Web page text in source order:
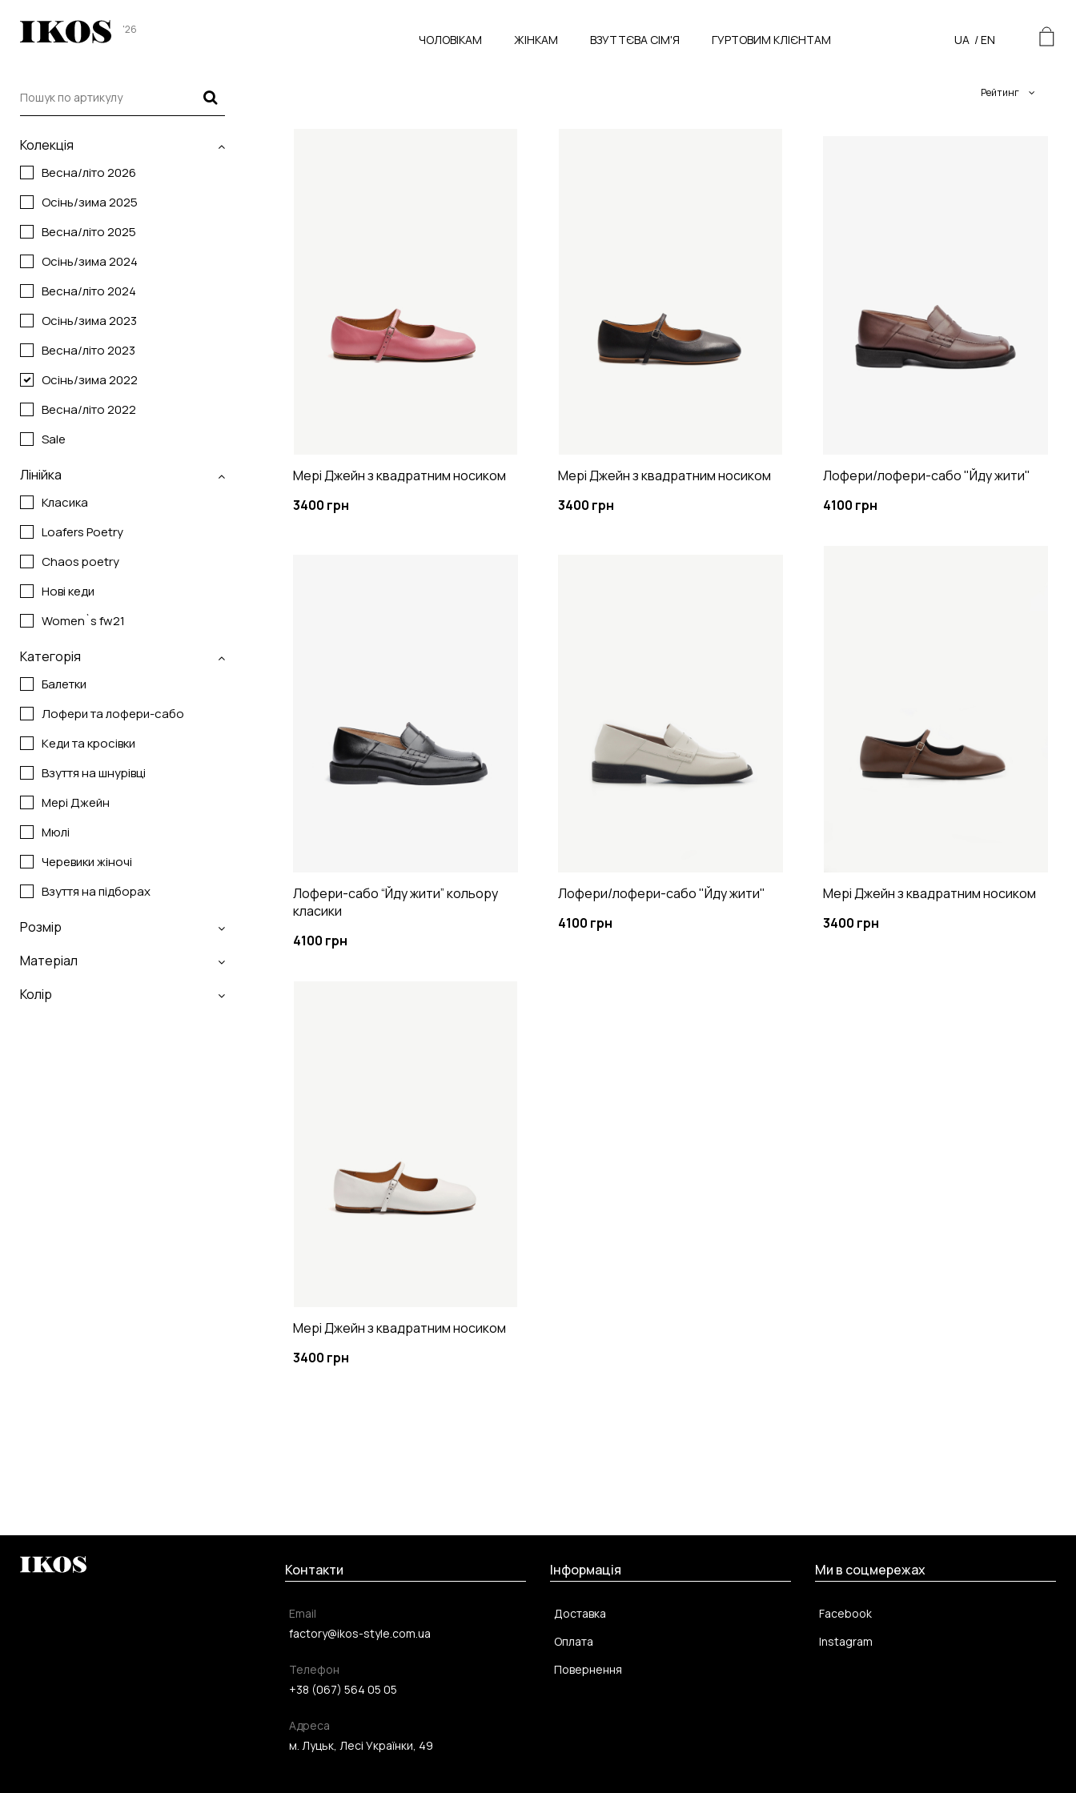
'26
ЧОЛОВІКАМ ЖІНКАМ ВЗУТТЄВА СІМ'Я ГУРТОВИМ КЛІЄНТАМ UA /EN
Колекція
Весна/літо 2026
Осінь/зима 2025
Весна/літо 2025
Осінь/зима 2024
Весна/літо 2024
Осінь/зима 2023
Весна/літо 2023
Осінь/зима 2022
Весна/літо 2022
Sale
Лінійка
Класика
Loafers Poetry
Chaos poetry
Нові кеди
Women`s fw21
Категорія
Балетки
Лофери та лофери-сабо
Кеди та кросівки
Взуття на шнурівці
Мері Джейн
Мюлі
Черевики жіночі
Взуття на підборах
Розмір
Матеріал
Колір
Рейтинг
Мері Джейн з квадратним носиком
3400 грн
Мері Джейн з квадратним носиком
3400 грн
Лофери/лофери-сабо "Йду жити"
4100 грн
Лофери-сабо “Йду жити” кольору
класики
4100 грн
Лофери/лофери-сабо "Йду жити"
4100 грн
Мері Джейн з квадратним носиком
3400 грн
Мері Джейн з квадратним носиком
3400 грн
Ми в соцмережах
Facebook
Instagram
Контакти
Email
factory@ikos-style.com.ua
Телефон
+38 (067) 564 05 05
Адреса
м. Луцьк, Лесі Українки, 49
Інформація
Доставка
Оплата
Повернення